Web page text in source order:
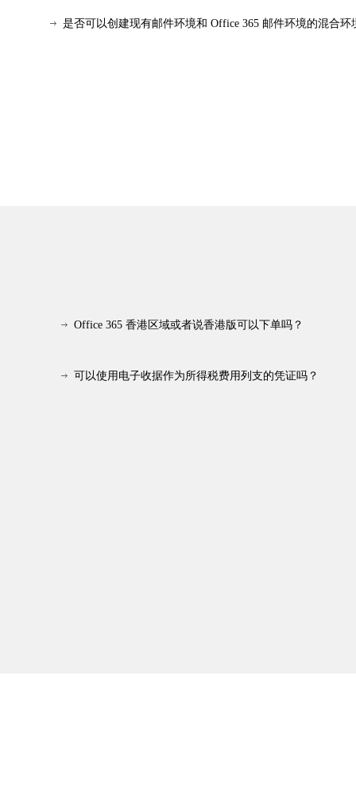
是否可以创建现有邮件环境和 Office 365 邮件环境的混合环
Office 365 香港区域或者说香港版可以下单吗？
可以使用电子收据作为所得税费用列支的凭证吗？